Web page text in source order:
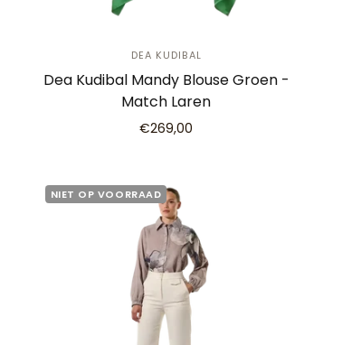
DEA KUDIBAL
Dea Kudibal Mandy Blouse Groen -
Match Laren
€269,00
NIET OP VOORRAAD